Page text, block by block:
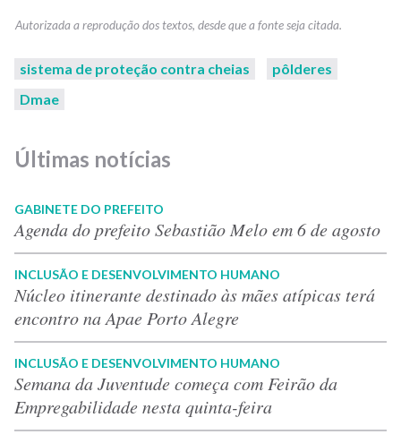
sistema de proteção contra cheias
pôlderes
Dmae
Últimas notícias
GABINETE DO PREFEITO
Agenda do prefeito Sebastião Melo em 6 de agosto
INCLUSÃO E DESENVOLVIMENTO HUMANO
Núcleo itinerante destinado às mães atípicas terá
encontro na Apae Porto Alegre
INCLUSÃO E DESENVOLVIMENTO HUMANO
Semana da Juventude começa com Feirão da
Empregabilidade nesta quinta-feira